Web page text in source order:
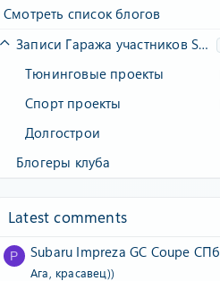
Смотреть список блогов
Записи Гаража участников Sti-Club
Тюнинговые проекты
Спорт проекты
Долгострои
Блогеры клуба
Latest comments
P Subaru Impreza GC Coupe СПб
Ага, красавец))